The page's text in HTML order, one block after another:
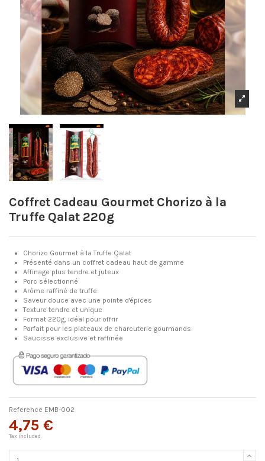
Coffret Cadeau Gourmet Chorizo ​​à la
Truffe Qalat 220g
Chorizo ​​Gourmet à la Truffe Qalat
Présenté dans un coffret cadeau haut de gamme
Affinage plus tendre et juteux
Porc sélectionné
Arôme raffiné de truffe
Saveur douce avec une pointe d'épices
Texture tendre et unique
Format 220g, idéal pour offrir
Parfait pour les plateaux de charcuterie gourmands
Saucisse exclusive et raffinée
Reference EMB-002
4,75 €
Tax included